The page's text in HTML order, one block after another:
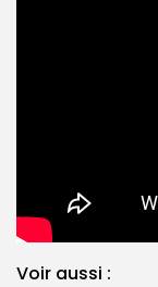
Voir aussi :